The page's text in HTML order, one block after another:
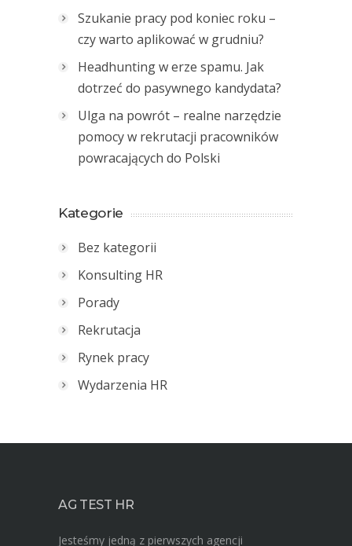
Szukanie pracy pod koniec roku –
czy warto aplikować w grudniu?
Headhunting w erze spamu. Jak
dotrzeć do pasywnego kandydata?
Ulga na powrót – realne narzędzie
pomocy w rekrutacji pracowników
powracających do Polski
Kategorie
Bez kategorii
Konsulting HR
Porady
Rekrutacja
Rynek pracy
Wydarzenia HR
AG TEST HR
Jesteśmy jedną z pierwszych agencji